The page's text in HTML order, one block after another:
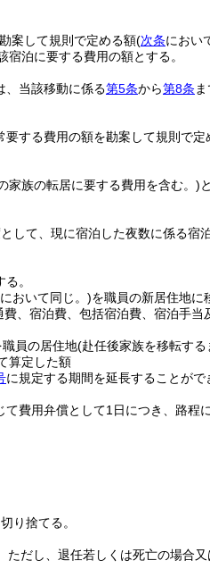
案して規則で定める額(次条におい
泊に要する費用の額とする。
、当該移動に係る第5条から第8条
する費用の額を勘案して規則で
家族の転居に要する費用を含む。)
して、現に宿泊した夜数に係る宿
。
において同じ。)を職員の新居住地に
、宿泊費、包括宿泊費、宿泊手当
員の居住地(赴任後家族を移転す
算定した額
に規定する期間を延長することがで
費用弁償として1日につき、路程
り捨てる。
ただし、退任若しくは死亡の場合